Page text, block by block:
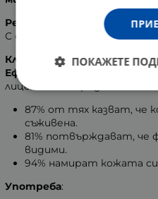
Резултати
С ефективност,
Клинични проучвания:
Ефикасност -
53 жени
лицето си в продължение на
87% от тях казват, че
съживена.
81% потвърждават, че
видими.
94% намират кожата си
Употреба:
ПОКАЖЕТЕ